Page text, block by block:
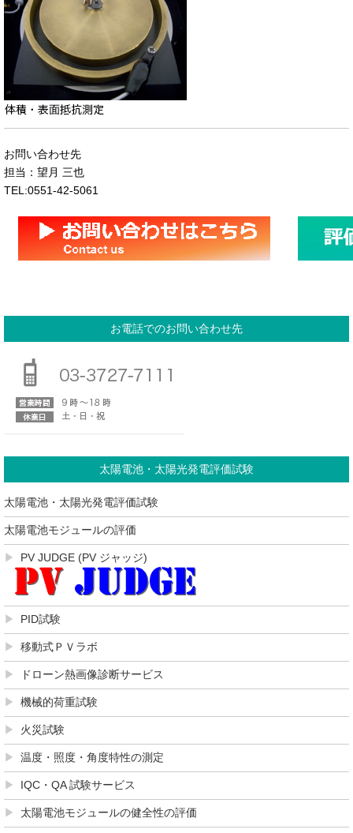
お問い合わせ先
担当：望月 三也
TEL:0551-42-5061
お電話でのお問い合わせ先
太陽電池・太陽光発電評価試験
太陽電池・太陽光発電評価試験
太陽電池モジュールの評価
PV JUDGE (PV ジャッジ)
PID試験
移動式ＰＶラボ
ドローン熱画像診断サービス
機械的荷重試験
火災試験
温度・照度・角度特性の測定
IQC・QA 試験サービス
太陽電池モジュールの健全性の評価